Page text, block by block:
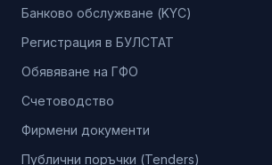
Банково обслужване (KYC)
Регистрация в БУЛСТАТ
Обявяване на ГФО
Счетоводство
Фирмени документи
Публични поръчки (Tenders)